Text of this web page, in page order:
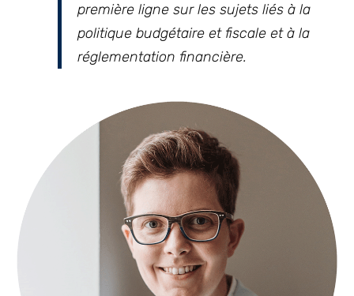
première ligne sur les sujets liés à la
politique budgétaire et fiscale et à la
réglementation financière.